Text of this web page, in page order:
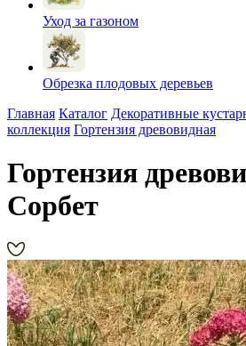
Уход за газоном
Обрезка плодовых деревьев
Главная Каталог Декоративные
коллекция Гортензия древовидная
Гортензия
Сорбет